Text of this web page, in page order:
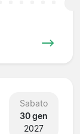
Sabato
30 gen
2027